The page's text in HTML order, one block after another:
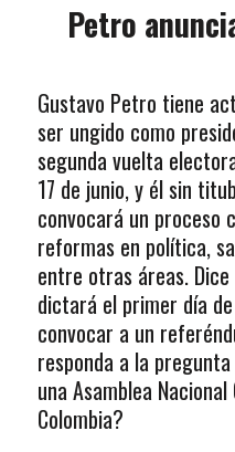
Petro
Gustavo Petro tiene
ser ungido como
segunda vuelta
17 de junio, y él sin
convocará un proceso
reformas en política,
entre otras áreas.
dictará el primer día
convocar a un
responda a la
una Asamblea
Colombia?